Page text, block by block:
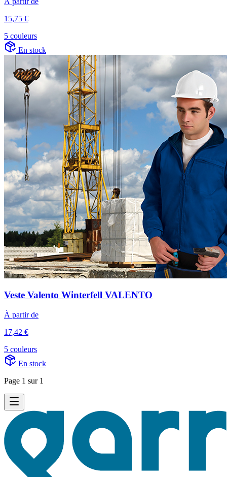
15,75 €
5 couleurs
En stock
Veste Valento Winterfell VALENTO
À partir de
17,42 €
5 couleurs
En stock
Page 1 sur 1